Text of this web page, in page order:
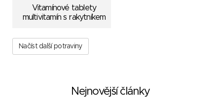
Vitamínové tablety
multivitamín s rakytníkem
Načíst další potraviny
Nejnovější články